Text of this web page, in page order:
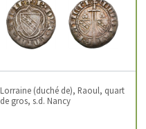
Lorraine (duché de), Raoul, quart
de gros, s.d. Nancy